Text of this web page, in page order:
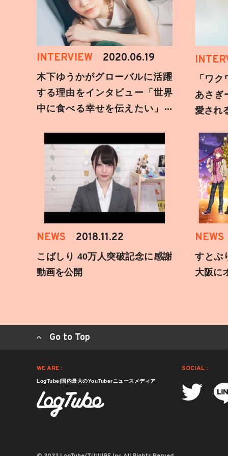
INTERVIEW 2020.06.19
木下ゆうかがグローバルに活躍
する理由をインタビュー「世界
中に食べる幸せを伝えたい」新
「ワ
あさぎ
愛され
NEWS 2018.11.22
こばしり 40万人突破記念に感謝
動画を公開
NEWS
すとぷ
大阪に
Go to Top
WE ARE :
LogTube|国内最大のYouTuberニュースメディア
SOCIAL :